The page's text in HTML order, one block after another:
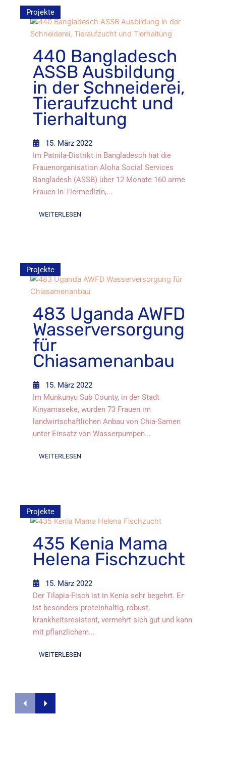
Projekte
440 Bangladesch
ASSB Ausbildung
in der Schneiderei,
Tieraufzucht und
Tierhaltung
15. März 2022
Im Patnila-Distrikt in Bangladesch hat die
Frauenorganisation Aloha Social Services
Bangladesh (ASSB) über 12 Monate 160 arme
Frauen in Tiermedizin,...
WEITERLESEN
Projekte
483 Uganda AWFD
Wasserversorgung
für
Chiasamenanbau
15. März 2022
Im Munkunyu Sub County, in der Stadt
Kinyamaseke, wurden 73 Frauen im
landwirtschaftlichen Anbau von Chia-Samen
unter Einsatz von Wasserpumpen...
WEITERLESEN
Projekte
435 Kenia Mama
Helena Fischzucht
15. März 2022
Der Tilapia-Fisch ist in Kenia sehr begehrt. Er
ist besonders proteinhaltig, robust,
krankheitsresistent, vermehrt sich gut und kann
mit pflanzlichem...
WEITERLESEN